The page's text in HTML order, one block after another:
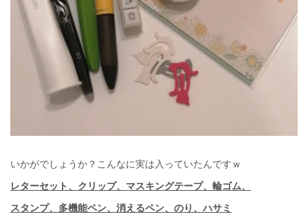
いかがでしょうか？こんなに実は入っていたんですｗ
レターセット、クリップ、マスキングテープ、輪ゴム、
スタンプ、多機能ペン、消えるペン、のり、ハサミ